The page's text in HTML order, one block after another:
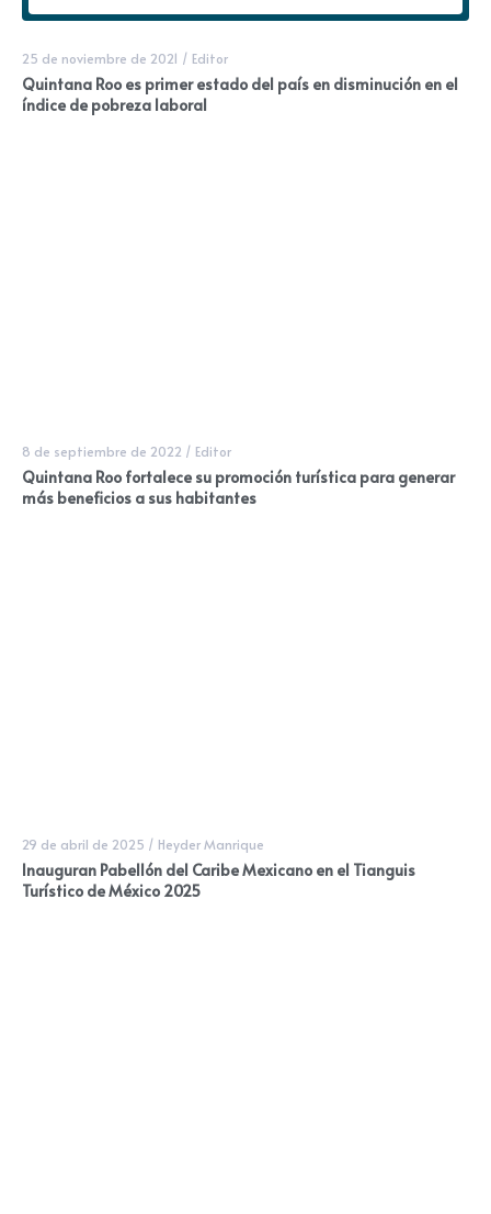
25 de noviembre de 2021 / Editor
Quintana Roo es primer estado del país en disminución en el
índice de pobreza laboral
8 de septiembre de 2022 / Editor
Quintana Roo fortalece su promoción turística para generar
más beneficios a sus habitantes
29 de abril de 2025 / Heyder Manrique
Inauguran Pabellón del Caribe Mexicano en el Tianguis
Turístico de México 2025